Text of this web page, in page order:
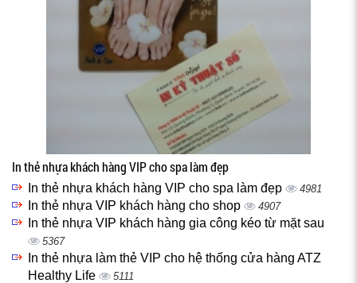
In thẻ nhựa khách hàng VIP cho spa làm đẹp
In thẻ nhựa khách hàng VIP cho spa làm đẹp 4981
In thẻ nhựa VIP khách hàng cho shop 4907
In thẻ nhựa VIP khách hàng gia công kéo từ mặt sau
5367
In thẻ nhựa làm thẻ VIP cho hệ thống cửa hàng ATZ
Healthy Life
5111